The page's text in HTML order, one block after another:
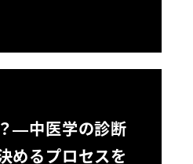
—中医学の診断
めるプロセスを